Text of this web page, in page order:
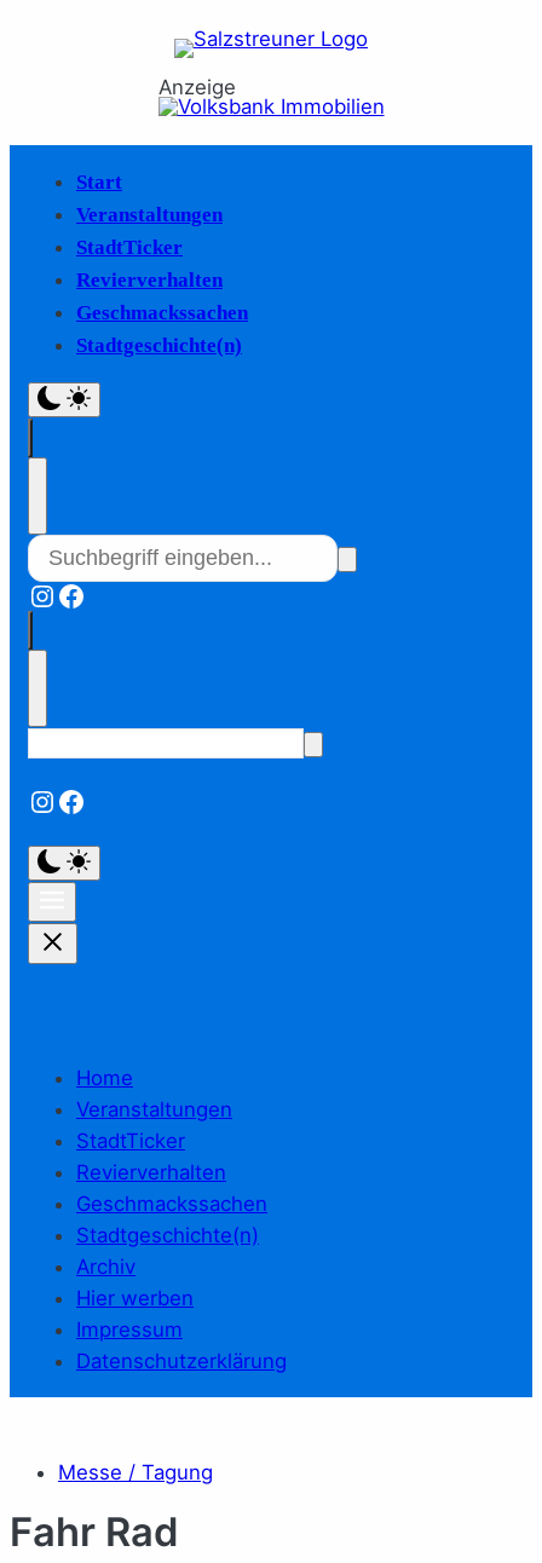
Anzeige
Start
Veranstaltungen
StadtTicker
Revierverhalten
Geschmackssachen
Stadtgeschichte(n)
Instagram
Facebook
Instagram
Facebook
Home
Veranstaltungen
StadtTicker
Revierverhalten
Geschmackssachen
Stadtgeschichte(n)
Archiv
Hier werben
Impressum
Datenschutzerklärung
Messe / Tagung
Fahr Rad